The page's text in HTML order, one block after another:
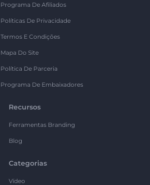
Programa De Afiliados
Políticas De Privacidade
Termos E Condições
Mapa Do Site
Política De Parceria
Programa De Embaixadores
Recursos
Ferramentas Branding
Blog
Categorias
Vídeo